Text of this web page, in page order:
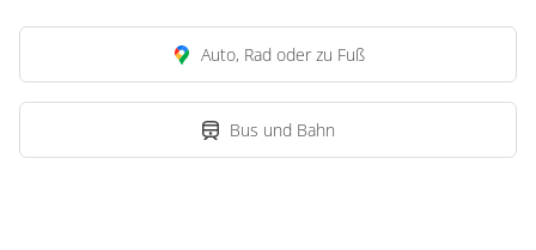
Auto, Rad oder zu Fuß
Bus und Bahn